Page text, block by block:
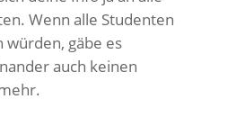
Wenn alle Studenten
würden, gäbe es
auch keinen